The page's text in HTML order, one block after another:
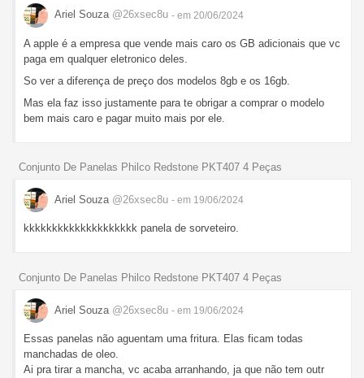
Ariel Souza @26xsec8u - em 20/06/2024
A apple é a empresa que vende mais caro os GB adicionais que vc
paga em qualquer eletronico deles.
So ver a diferença de preço dos modelos 8gb e os 16gb.
Mas ela faz isso justamente para te obrigar a comprar o modelo
bem mais caro e pagar muito mais por ele.
Conjunto De Panelas Philco Redstone PKT407 4 Peças
Ariel Souza @26xsec8u - em 19/06/2024
kkkkkkkkkkkkkkkkkkkk panela de sorveteiro.
Conjunto De Panelas Philco Redstone PKT407 4 Peças
Ariel Souza @26xsec8u - em 19/06/2024
Essas panelas não aguentam uma fritura. Elas ficam todas
manchadas de oleo.
Ai pra tirar a mancha, vc acaba arranhando, ja que não tem outr